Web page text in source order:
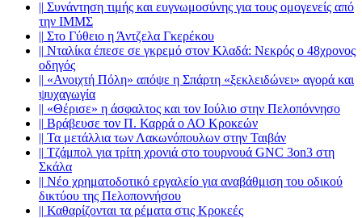
|| Συνάντηση τιμής και ευγνωμοσύνης για τους ομογενείς από
την ΙΜΜΣ
|| Στο Γύθειο η Άντζελα Γκερέκου
|| Νταλίκα έπεσε σε γκρεμό στον Κλαδά: Νεκρός ο 48χρονος
οδηγός
|| «Ανοιχτή Πόλη» απόψε η Σπάρτη «ξεκλειδώνει» αγορά και
ψυχαγωγία
|| «Θέρισε» η άσφαλτος και τον Ιούλιο στην Πελοπόννησο
|| Βράβευσε τον Π. Καρρά ο ΑΟ Κροκεών
|| Τα μετάλλια των Λακωνόπουλων στην Ταιβάν
|| Τζάμπολ για τρίτη χρονιά στο τουρνουά GNC 3on3 στη
Σκάλα
|| Νέο χρηματοδοτικό εργαλείο για αναβάθμιση του οδικού
δικτύου της Πελοποννήσου
|| Καθαρίζονται τα ρέματα στις Κροκεές